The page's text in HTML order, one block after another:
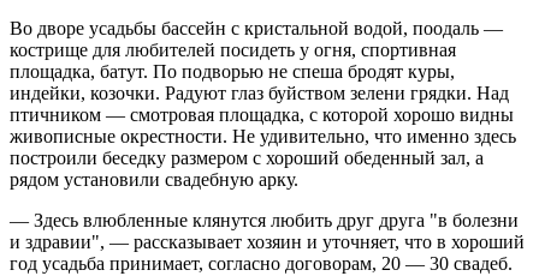
Во дворе усадьбы бассейн с кристальной водой, поодаль —
кострище для любителей посидеть у огня, спортивная
площадка, батут. По подворью не спеша бродят куры,
индейки, козочки. Радуют глаз буйством зелени грядки. Над
птичником — смотровая площадка, с которой хорошо видны
живописные окрестности. Не удивительно, что именно здесь
построили беседку размером с хороший обеденный зал, а
рядом установили свадебную арку.
— Здесь влюбленные клянутся любить друг друга "в болезни
и здравии", — рассказывает хозяин и уточняет, что в хороший
год усадьба принимает, согласно договорам, 20 — 30 свадеб.